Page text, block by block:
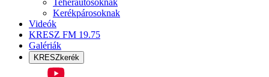
Teherautósoknak
Kerékpárosoknak
Videók
KRESZ FM 19.75
Galériák
KRESZkerék